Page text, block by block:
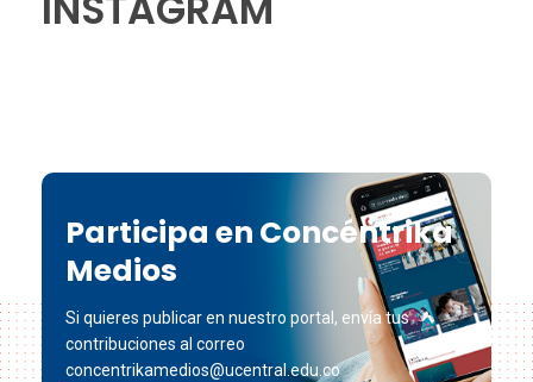
Participa en Concéntrika
Medios
Si quieres publicar en nuestro portal, envía tus
contribuciones al correo
concentrikamedios@ucentral.edu.co